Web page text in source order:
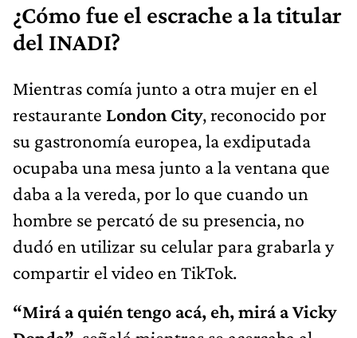
¿Cómo fue el escrache a la titular
del INADI?
Mientras comía junto a otra mujer en el
restaurante London City, reconocido por
su gastronomía europea, la exdiputada
ocupaba una mesa junto a la ventana que
daba a la vereda, por lo que cuando un
hombre se percató de su presencia, no
dudó en utilizar su celular para grabarla y
compartir el video en TikTok.
“Mirá a quién tengo acá, eh, mirá a Vicky